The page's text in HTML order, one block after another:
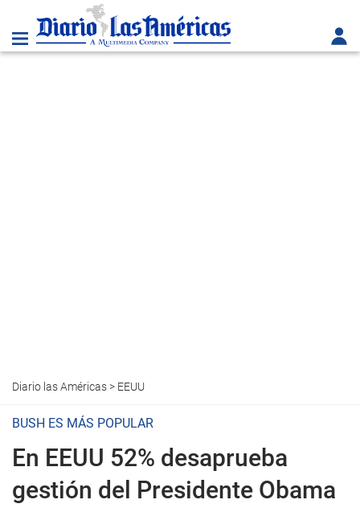
Diario las Américas> EEUU
BUSH ES MÁS POPULAR
En EEUU 52% desaprueba
gestión del Presidente Obama